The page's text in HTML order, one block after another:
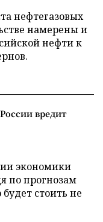
нефтегазовых
намерены и
нефти к
вредит
экономики
по прогнозам
стоить не